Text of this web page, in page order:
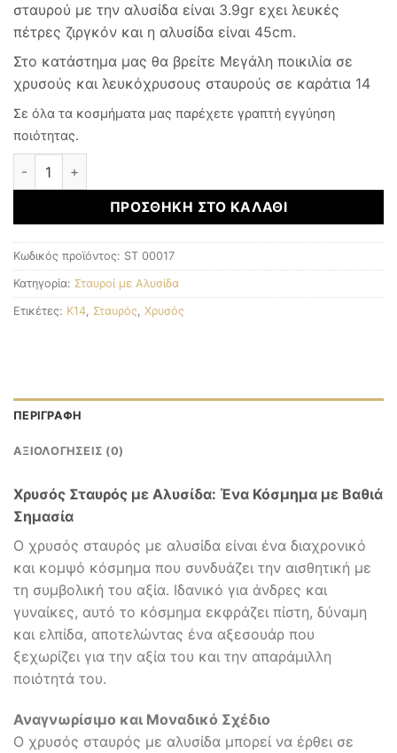
σταυρού με την αλυσίδα είναι 3.9gr εχει λευκές
πέτρες ζιργκόν και η αλυσίδα είναι 45cm.
Στο κατάστημα μας θα βρείτε Μεγάλη ποικιλία σε
χρυσούς και λευκόχρυσους σταυρούς σε καράτια 14
Σε όλα τα κοσμήματα μας παρέχετε γραπτή εγγύηση
ποιότητας.
Χρυσός Σταυρός K14 ποσότητα
ΠΡΟΣΘΉΚΗ ΣΤΟ ΚΑΛΆΘΙ
Κωδικός προϊόντος: ST 00017
Κατηγορία: Σταυροί με Αλυσίδα
Ετικέτες: K14, Σταυρός, Χρυσός
ΠΕΡΙΓΡΑΦΉ
ΑΞΙΟΛΟΓΉΣΕΙΣ (0)
Χρυσός Σταυρός με Αλυσίδα: Ένα Κόσμημα με Βαθιά
Σημασία
Ο χρυσός σταυρός με αλυσίδα είναι ένα διαχρονικό
και κομψό κόσμημα που συνδυάζει την αισθητική με
τη συμβολική του αξία. Ιδανικό για άνδρες και
γυναίκες, αυτό το κόσμημα εκφράζει πίστη, δύναμη
και ελπίδα, αποτελώντας ένα αξεσουάρ που
ξεχωρίζει για την αξία του και την απαράμιλλη
ποιότητά του.
Αναγνωρίσιμο και Μοναδικό Σχέδιο
Ο χρυσός σταυρός με αλυσίδα μπορεί να έρθει σε